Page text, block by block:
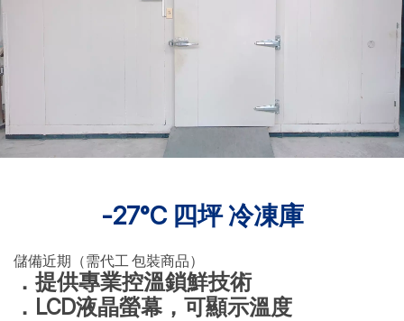
-27°C 四坪 冷凍庫
儲備近期（需代工 包裝商品）
．提供專業控溫鎖鮮技術
．LCD液晶螢幕，可顯示溫度